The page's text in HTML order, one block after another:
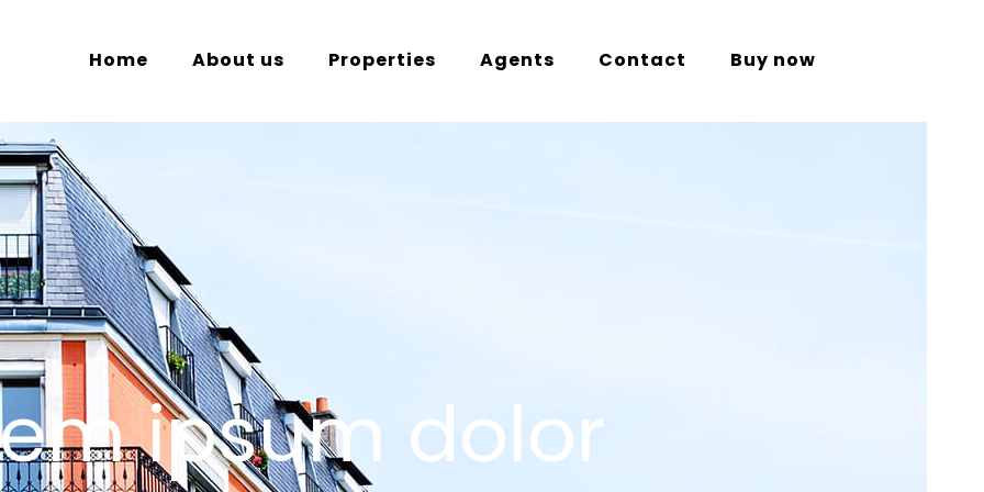
Home About us Properties Agents Contact Buy now
ipsum dolor